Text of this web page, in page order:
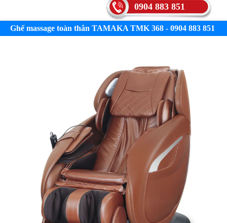
0904 883 851
Ghế massage toàn thân TAMAKA TMK 368 - 0904 883 851